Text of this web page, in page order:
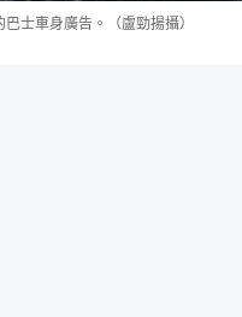
士車身廣告。（盧勁揚攝）